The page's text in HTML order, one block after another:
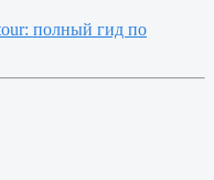
полный гид по